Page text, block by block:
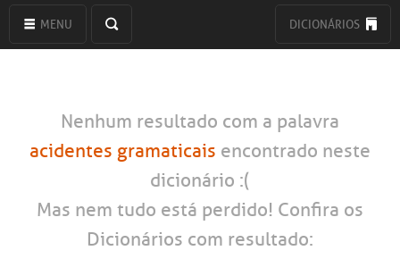
MENU DICIONÁRIOS
Nenhum resultado com a palavra
acidentes gramaticais encontrado neste
dicionário :(
Mas nem tudo está perdido! Confira os
Dicionários com resultado: